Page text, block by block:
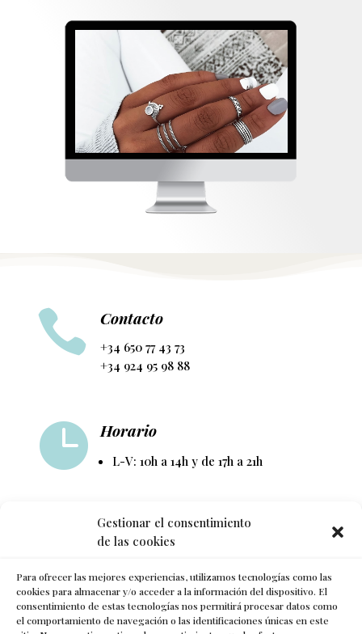
Gestionar el consentimiento
de las cookies
Para ofrecer las mejores experiencias, utilizamos tecnologías como las
cookies para almacenar y/o acceder a la información del dispositivo. El
consentimiento de estas tecnologías nos permitirá procesar datos como
el comportamiento de navegación o las identificaciones únicas en este
 Contacto
+34 650 77 43 73
+34 924 95 98 88
 Horario
L-V: 10h a 14h y de 17h a 21h
Síguenos